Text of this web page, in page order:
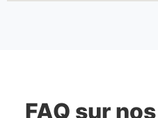
FAQ sur